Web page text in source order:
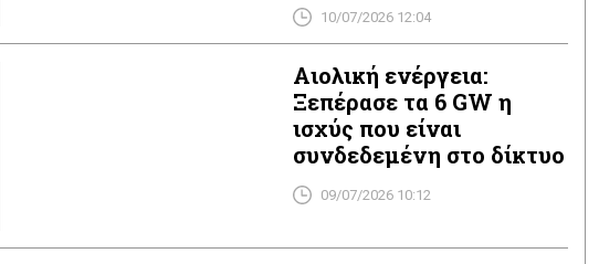
10/07/2026 12:04
Αιολική ενέργεια:
Ξεπέρασε τα 6 GW η
ισχύς που είναι
συνδεδεμένη στο δίκτυο
09/07/2026 10:12